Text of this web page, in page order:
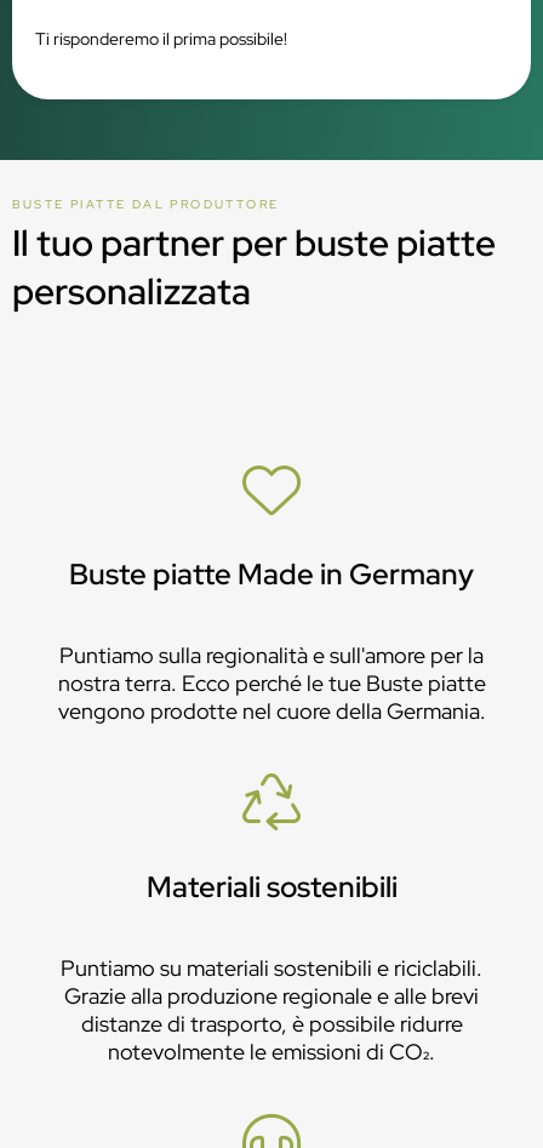
Ti risponderemo il prima possibile!
BUSTE PIATTE DAL PRODUTTORE
Il tuo partner per buste piatte
personalizzata
Buste piatte Made in Germany
Puntiamo sulla regionalità e sull'amore per la
nostra terra. Ecco perché le tue Buste piatte
vengono prodotte nel cuore della Germania.
Materiali sostenibili
Puntiamo su materiali sostenibili e riciclabili.
Grazie alla produzione regionale e alle brevi
distanze di trasporto, è possibile ridurre
notevolmente le emissioni di CO₂.